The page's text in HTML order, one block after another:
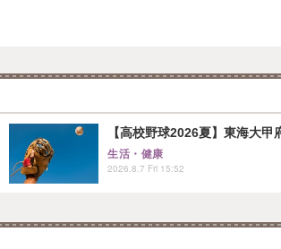
【高校野球2026夏】東海大
生活・健康
2026.8.7 Fri 15:52